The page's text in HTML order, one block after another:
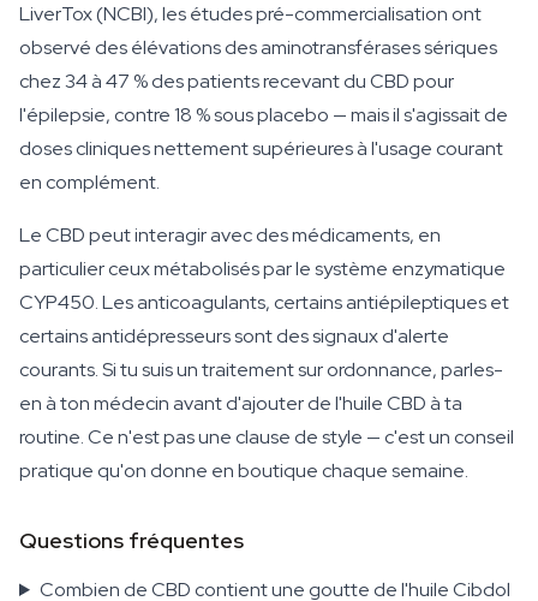
LiverTox (NCBI), les études pré-commercialisation ont
observé des élévations des aminotransférases sériques
chez 34 à 47 % des patients recevant du CBD pour
l'épilepsie, contre 18 % sous placebo — mais il s'agissait de
doses cliniques nettement supérieures à l'usage courant
en complément.
Le CBD peut interagir avec des médicaments, en
particulier ceux métabolisés par le système enzymatique
CYP450. Les anticoagulants, certains antiépileptiques et
certains antidépresseurs sont des signaux d'alerte
courants. Si tu suis un traitement sur ordonnance, parles-
en à ton médecin avant d'ajouter de l'huile CBD à ta
routine. Ce n'est pas une clause de style — c'est un conseil
pratique qu'on donne en boutique chaque semaine.
Questions fréquentes
Combien de CBD contient une goutte de l'huile Cibdol